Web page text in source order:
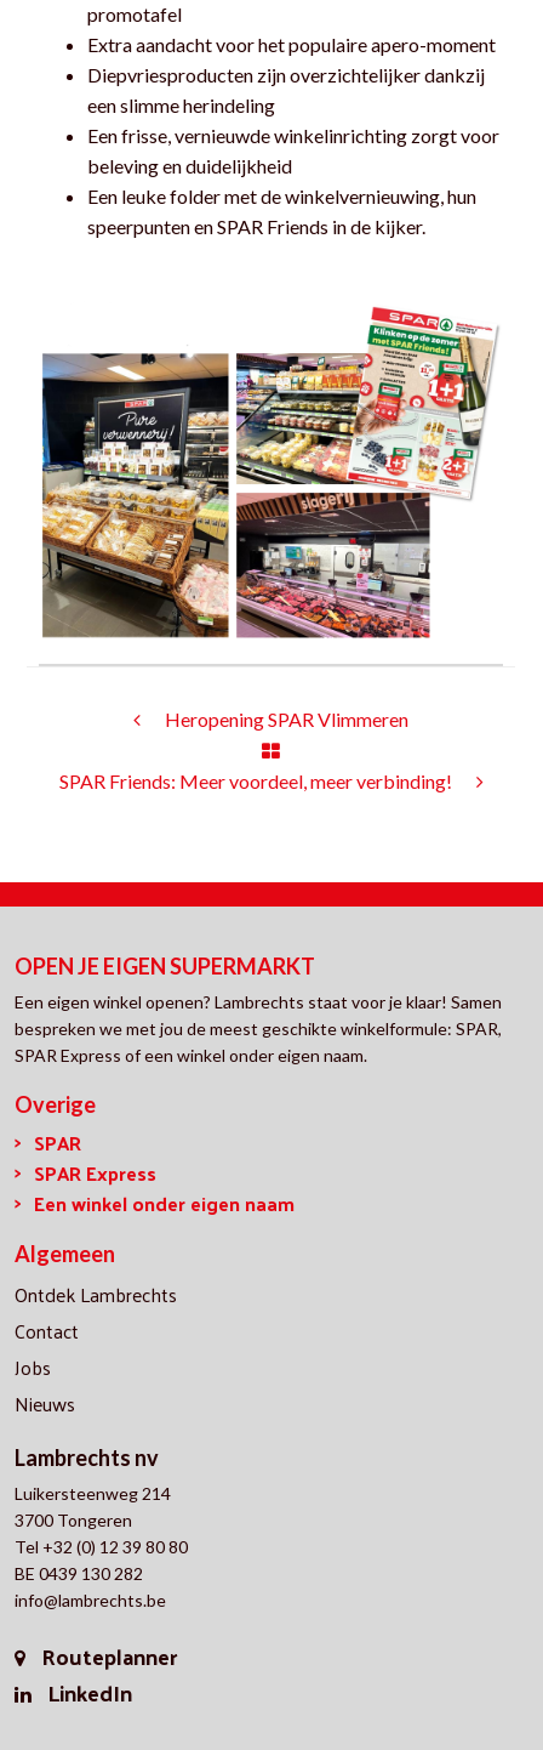
promotafel
Extra aandacht voor het populaire apero-moment
Diepvriesproducten zijn overzichtelijker dankzij
een slimme herindeling
Een frisse, vernieuwde winkelinrichting zorgt voor
beleving en duidelijkheid
Een leuke folder met de winkelvernieuwing, hun
speerpunten en SPAR Friends in de kijker.
Heropening SPAR Vlimmeren
SPAR Friends: Meer voordeel, meer verbinding!
OPEN JE EIGEN SUPERMARKT
Een eigen winkel openen? Lambrechts staat voor je klaar! Samen
bespreken we met jou de meest geschikte winkelformule: SPAR,
SPAR Express of een winkel onder eigen naam.
Overige
SPAR
SPAR Express
Een winkel onder eigen naam
Algemeen
Ontdek Lambrechts
Contact
Jobs
Nieuws
Lambrechts nv
Luikersteenweg 214
3700 Tongeren
Tel +32 (0) 12 39 80 80
BE 0439 130 282
info@lambrechts.be
Routeplanner
LinkedIn